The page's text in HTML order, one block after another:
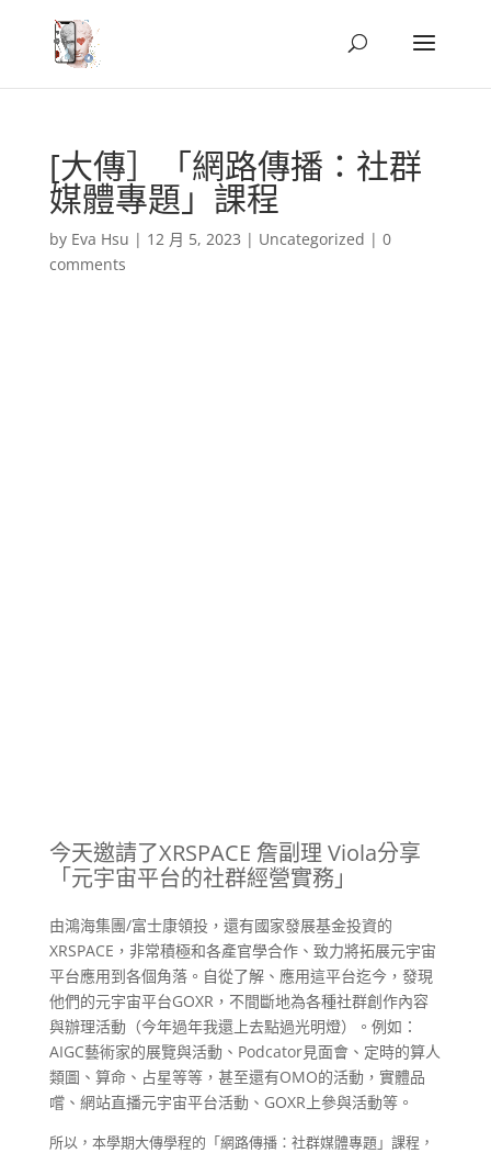
[大傳］「網路傳播：社群
媒體專題」課程
by Eva Hsu | 12 月 5, 2023 | Uncategorized | 0
comments
今天邀請了XRSPACE 詹副理 Viola分享
「元宇宙平台的社群經營實務」
由鴻海集團/富士康領投，還有國家發展基金投資的
XRSPACE，非常積極和各產官學合作、致力將拓展元宇宙
平台應用到各個角落。自從了解、應用這平台迄今，發現
他們的元宇宙平台GOXR，不間斷地為各種社群創作內容
與辦理活動（今年過年我還上去點過光明燈）。例如：
AIGC藝術家的展覽與活動、Podcator見面會、定時的算人
類圖、算命、占星等等，甚至還有OMO的活動，實體品
嚐、網站直播元宇宙平台活動、GOXR上參與活動等。
所以，本學期大傳學程的「網路傳播：社群媒體專題」課程，